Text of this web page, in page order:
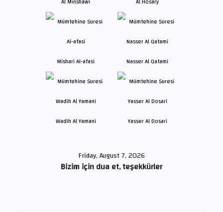
Mishari Al-afasi Nasser Al Qatami
Wadih Al Yamani Yasser Al Dosari
Friday, August 7, 2026
Bizim için dua et, teşekkürler